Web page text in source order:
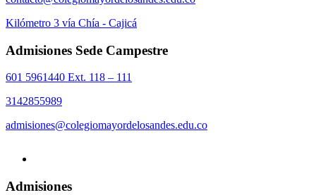
Kilómetro 3 vía Chía - Cajicá
Admisiones Sede Campestre
601 5961440 Ext. 118 – 111
3142855989
admisiones@colegiomayordelosandes.edu.co
Admisiones